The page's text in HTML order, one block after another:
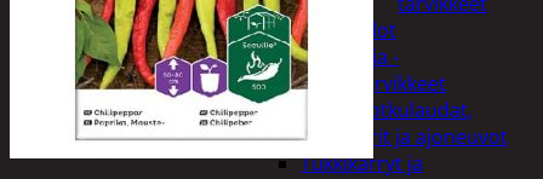
Valot
Rengas ja -
vannetarvikkeet
Sähköpotkulaudat,
skootterit ja ajoneuvot
Tukkikärryt ja